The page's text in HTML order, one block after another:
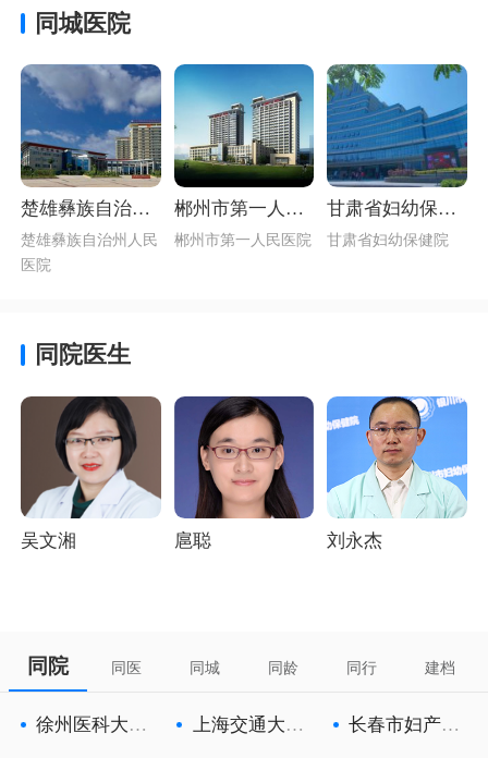
同城医院
楚雄彝族自治州
人民医院首页介
绍_生殖男科最好
楚雄彝族自治州人民
医院
郴州市第一人民
医院简介（三级
郴州市第一人民医院
甘肃省妇幼保健
院介绍_甘肃省生
甘肃省妇幼保健院
同院医生
吴文湘 扈聪 刘永杰
同院 同医 同城 同龄 同行 建档
徐州医科大学
上海交通大学
长春市妇产医